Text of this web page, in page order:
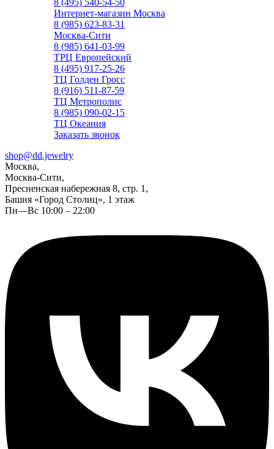
8 (495) 540-54-50
Интернет-магазин Москва
8 (985) 623-83-31
Москва-Сити
8 (985) 641-03-99
ТРЦ Европейский
8 (495) 917-25-26
ТЦ Голден Гросс
8 (916) 511-87-59
ТЦ Метрополис
8 (985) 090-02-15
ТЦ Океания
Заказать звонок
shop@dd.jewelry
Москва,
Москва-Сити,
Пресненская набережная 8, стр. 1,
Башня «Город Столиц», 1 этаж
Пн—Вс 10:00 – 22:00